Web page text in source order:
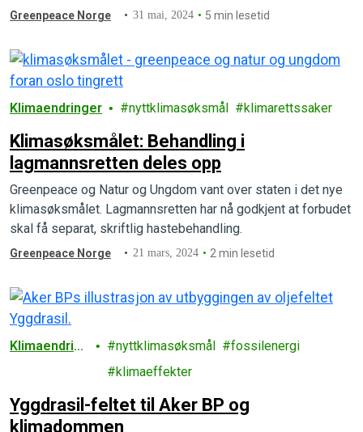
Greenpeace Norge 31 mai, 2024 5 min lesetid
Klimaendringer nyttklimasøksmål klimarettssaker
Klimasøksmålet: Behandling i
lagmannsretten deles opp
Greenpeace og Natur og Ungdom vant over staten i det nye
klimasøksmålet. Lagmannsretten har nå godkjent at forbudet
skal få separat, skriftlig hastebehandling.
Greenpeace Norge 21 mars, 2024 2 min lesetid
Klimaendring
nyttklimasøksmål
fossilenergi
klimaeffekter
Yggdrasil-feltet til Aker BP og
klimadommen